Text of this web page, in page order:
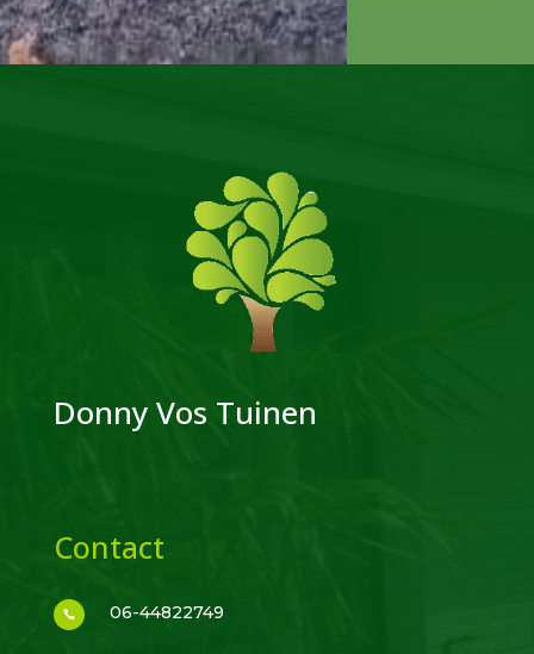
Donny Vos Tuinen
Contact
 06-44822749